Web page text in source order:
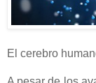
El cerebro